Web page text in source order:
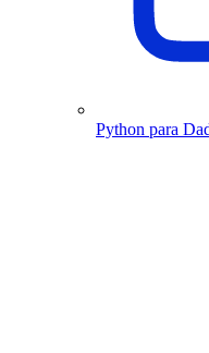
Python para